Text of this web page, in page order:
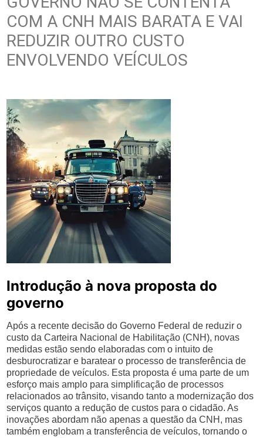
COM A CNH MAIS BARATA E VAI
REDUZIR OUTRO CUSTO
ENVOLVENDO VEÍCULOS
Introdução à nova proposta do
governo
Após a recente decisão do Governo Federal de reduzir o
custo da Carteira Nacional de Habilitação (CNH), novas
medidas estão sendo elaboradas com o intuito de
desburocratizar e baratear o processo de transferência de
propriedade de veículos. Esta proposta é uma parte de um
esforço mais amplo para simplificação de processos
relacionados ao trânsito, visando tanto a modernização dos
serviços quanto a redução de custos para o cidadão. As
inovações abordam não apenas a questão da CNH, mas
também englobam a transferência de veículos, tornando o